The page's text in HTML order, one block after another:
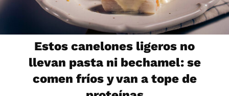
Estos canelones ligeros no
llevan pasta ni bechamel: se
comen fríos y van a tope de